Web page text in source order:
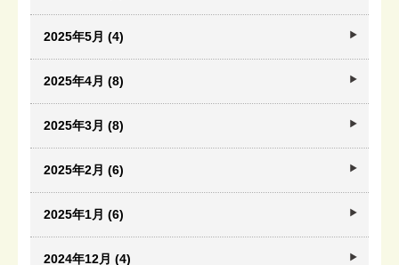
2025年5月 (4)
2025年4月 (8)
2025年3月 (8)
2025年2月 (6)
2025年1月 (6)
2024年12月 (4)